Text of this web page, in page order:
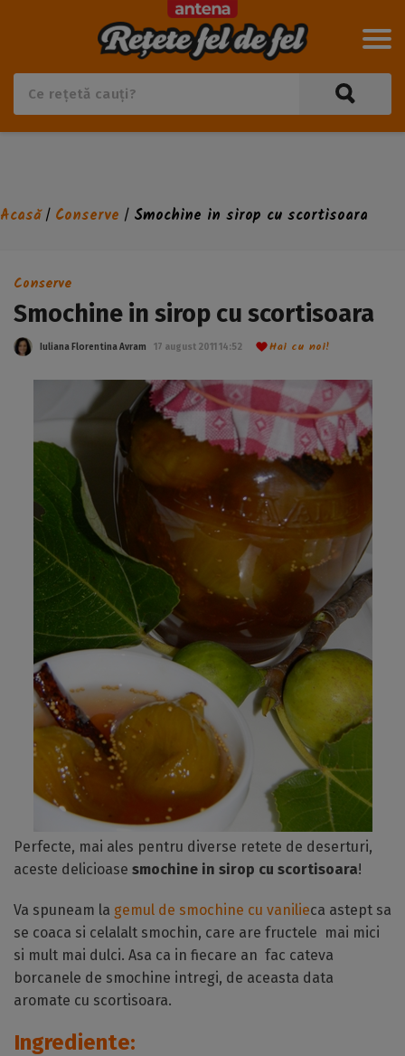
Acasă/ Conserve / Smochine in sirop cu scortisoara
Conserve
Smochine in sirop cu scortisoara
Iuliana Florentina Avram 17 august 2011 14:52 Hai cu noi!
Perfecte, mai ales pentru diverse retete de deserturi,
aceste delicioase smochine in sirop cu scortisoara!
Va spuneam la gemul de smochine cu vanilieca astept sa
se coaca si celalalt smochin, care are fructele mai mici
si mult mai dulci. Asa ca in fiecare an fac cateva
borcanele de smochine intregi, de aceasta data
aromate cu scortisoara.
Ingrediente: